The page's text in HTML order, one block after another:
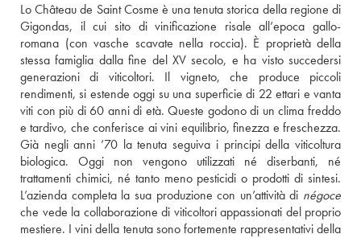
Lo Château de Saint Cosme è una tenuta storica della regione di
Gigondas, il cui sito di vinificazione risale all’epoca gallo-
romana (con vasche scavate nella roccia). È proprietà della
stessa famiglia dalla fine del XV secolo, e ha visto succedersi
generazioni di viticoltori. Il vigneto, che produce piccoli
rendimenti, si estende oggi su una superficie di 22 ettari e vanta
viti con più di 60 anni di età. Queste godono di un clima freddo
e tardivo, che conferisce ai vini equilibrio, finezza e freschezza.
Già negli anni ’70 la tenuta seguiva i principi della viticoltura
biologica. Oggi non vengono utilizzati né diserbanti, né
trattamenti chimici, né tanto meno pesticidi o prodotti di sintesi.
L’azienda completa la sua produzione con un’attività di négoce
che vede la collaborazione di viticoltori appassionati del proprio
mestiere. I vini della tenuta sono fortemente rappresentativi della